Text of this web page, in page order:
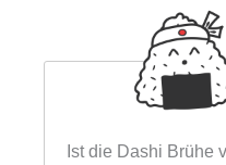
Ist die Dashi Brühe